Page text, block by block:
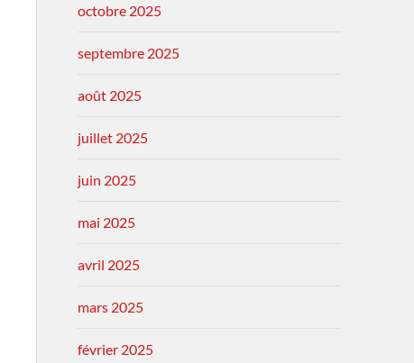
octobre 2025
septembre 2025
août 2025
juillet 2025
juin 2025
mai 2025
avril 2025
mars 2025
février 2025